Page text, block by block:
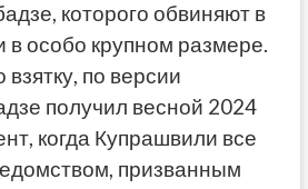
которого обвиняют в
в особо крупном размере.
по версии
получил весной 2024
когда Купрашвили все
призванным